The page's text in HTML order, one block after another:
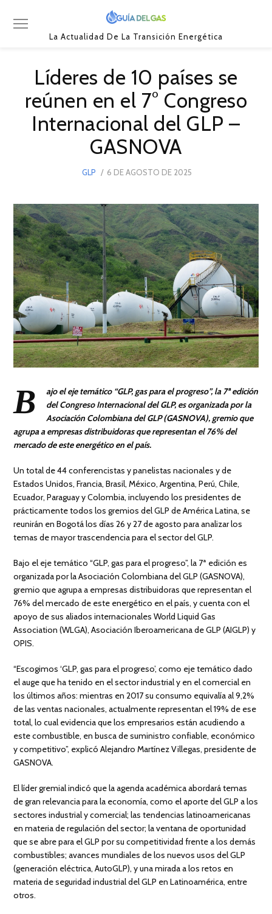
La Actualidad De La Transición Energética
Líderes de 10 países se
reúnen en el 7° Congreso
Internacional del GLP –
GASNOVA
GLP
POSTED
6 DE AGOSTO DE 2025
B
ajo el eje temático “GLP, gas para el progreso”, la 7ª edición
del Congreso Internacional del GLP, es organizada por la
Asociación Colombiana del GLP (GASNOVA), gremio que
agrupa a empresas distribuidoras que representan el 76% del
mercado de este energético en el país.
Un total de 44 conferencistas y panelistas nacionales y de
Estados Unidos, Francia, Brasil, México, Argentina, Perú, Chile,
Ecuador, Paraguay y Colombia, incluyendo los presidentes de
prácticamente todos los gremios del GLP de América Latina, se
reunirán en Bogotá los días 26 y 27 de agosto para analizar los
temas de mayor trascendencia para el sector del GLP.
Bajo el eje temático “GLP, gas para el progreso”, la 7ª edición es
organizada por la Asociación Colombiana del GLP (GASNOVA),
gremio que agrupa a empresas distribuidoras que representan el
76% del mercado de este energético en el país, y cuenta con el
apoyo de sus aliados internacionales World Liquid Gas
Association (WLGA), Asociación Iberoamericana de GLP (AIGLP) y
OPIS.
“Escogimos ‘GLP, gas para el progreso’, como eje temático dado
el auge que ha tenido en el sector industrial y en el comercial en
los últimos años: mientras en 2017 su consumo equivalía al 9,2%
de las ventas nacionales, actualmente representan el 19% de ese
total, lo cual evidencia que los empresarios están acudiendo a
este combustible, en busca de suministro confiable, económico
y competitivo”, explicó Alejandro Martínez Villegas, presidente de
GASNOVA.
El líder gremial indicó que la agenda académica abordará temas
de gran relevancia para la economía, como el aporte del GLP a los
sectores industrial y comercial; las tendencias latinoamericanas
en materia de regulación del sector; la ventana de oportunidad
que se abre para el GLP por su competitividad frente a los demás
combustibles; avances mundiales de los nuevos usos del GLP
(generación eléctrica, AutoGLP), y una mirada a los retos en
materia de seguridad industrial del GLP en Latinoamérica, entre
otros.